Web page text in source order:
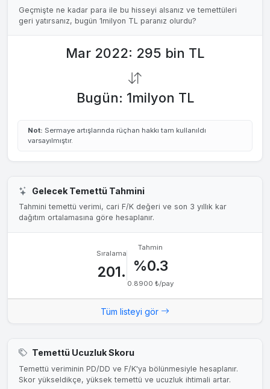
4 May 2003 0.5550₺
0.6500₺ %7.38 %54
0.6365₺ %0.75
Geçmişte ne kadar para ile bu hisseyi alsanız ve temettüleri
geri yatırsanız, bugün 1milyon TL paranız olurdu?
Mar 2022: 295 bin TL
Bugün: 1milyon TL
Not: Sermaye artışlarında rüçhan hakkı tam kullanıldı
varsayılmıştır.
Gelecek Temettü Tahmini
Tahmini temettü verimi, cari F/K değeri ve son 3 yıllık kar
dağıtım ortalamasına göre hesaplanır.
Sıralama
201.
Tahmin
%0.3
0.8900 ₺/pay
Tüm listeyi gör
Temettü Ucuzluk Skoru
Temettü veriminin PD/DD ve F/K'ya bölünmesiyle hesaplanır.
Skor yükseldikçe, yüksek temettü ve ucuzluk ihtimali artar.